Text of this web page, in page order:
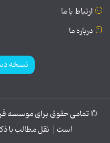
ارتباط با ما
درباره ما
نسخه
© تمامی حقوق برای موسسه
است | نقل مطالب با